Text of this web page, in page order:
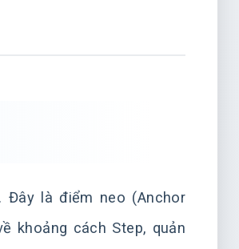
là điểm neo (Anchor
khoảng cách Step, quản